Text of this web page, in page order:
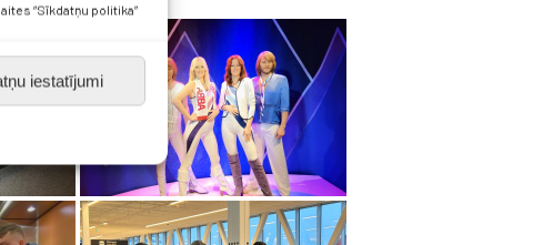
“Sīkdatņu politika”
iestatījumi